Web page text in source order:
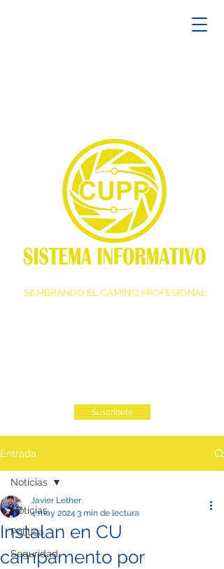
SEMBRANDO EL CAMINO PROFESIONAL
Suscribete
Entrada
Noticias
Política
Seguridad
Noticias
Instalan en CU
campamento por
Javier Lether
4 may 2024 3 min de lectura